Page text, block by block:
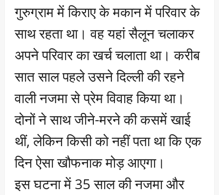
गुरुग्राम में किराए के मकान में परिवार के
साथ रहता था। वह यहां सैलून चलाकर
अपने परिवार का खर्च चलाता था। करीब
सात साल पहले उसने दिल्ली की रहने
वाली नजमा से प्रेम विवाह किया था।
दोनों ने साथ जीने-मरने की कसमें खाई
थीं, लेकिन किसी को नहीं पता था कि एक
दिन ऐसा खौफनाक मोड़ आएगा।
इस घटना में 35 साल की नजमा और